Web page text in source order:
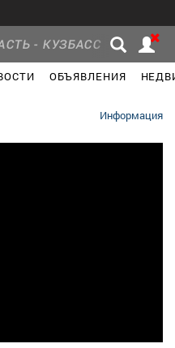
- КУЗБАСС
ОБЪЯВЛЕНИЯ
Информация